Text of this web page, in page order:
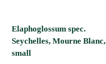
Elaphoglossum spec.
Seychelles, Mourne Blanc,
small